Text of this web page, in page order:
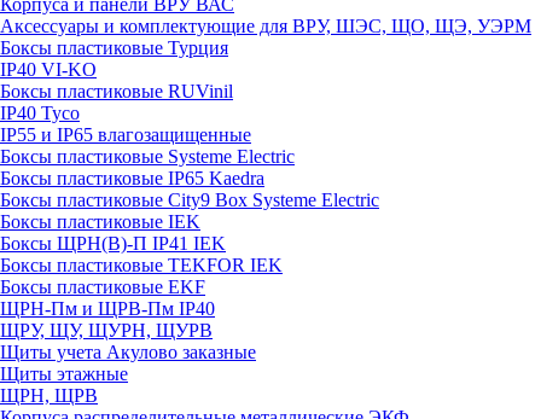
Корпуса и панели ВРУ ВАС
Аксессуары и комплектующие для ВРУ, ШЭС, ЩО, ЩЭ, УЭРМ
Боксы пластиковые Турция
IP40 VI-KO
Боксы пластиковые RUVinil
IP40 Тусо
IP55 и IP65 влагозащищенные
Боксы пластиковые Systeme Electric
Боксы пластиковые IP65 Kaedra
Боксы пластиковые City9 Box Systeme Electric
Боксы пластиковые IEK
Боксы ЩРН(В)-П IP41 IEK
Боксы пластиковые TEKFOR IEK
Боксы пластиковые EKF
ЩРН-Пм и ЩРВ-Пм IP40
ЩРУ, ЩУ, ЩУРН, ЩУРВ
Щиты учета Акулово заказные
Щиты этажные
ЩРН, ЩРВ